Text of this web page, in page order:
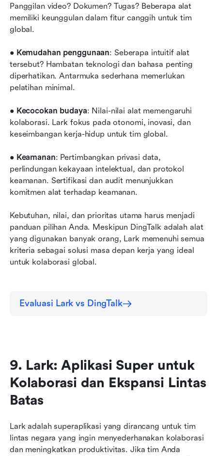
Panggilan video? Dokumen? Tugas? Beberapa alat
memiliki keunggulan dalam fitur canggih untuk tim
global.
• Kemudahan penggunaan: Seberapa intuitif alat
tersebut? Hambatan teknologi dan bahasa penting
diperhatikan. Antarmuka sederhana memerlukan
pelatihan minimal.
• Kecocokan budaya: Nilai-nilai alat memengaruhi
kolaborasi. Lark fokus pada otonomi, inovasi, dan
keseimbangan kerja-hidup untuk tim global.
• Keamanan: Pertimbangkan privasi data,
perlindungan kekayaan intelektual, dan protokol
keamanan. Sertifikasi dan audit menunjukkan
komitmen alat terhadap keamanan.
Kebutuhan, nilai, dan prioritas utama harus menjadi
panduan pilihan Anda. Meskipun DingTalk adalah alat
yang digunakan banyak orang, Lark memenuhi semua
kriteria sebagai solusi masa depan kerja yang ideal
untuk kolaborasi global.
Evaluasi Lark vs DingTalk
9. Lark: Aplikasi Super untuk
Kolaborasi dan Ekspansi Lintas
Batas
Lark adalah superaplikasi yang dirancang untuk tim
lintas negara yang ingin menyederhanakan kolaborasi
dan meningkatkan produktivitas. Jika tim Anda